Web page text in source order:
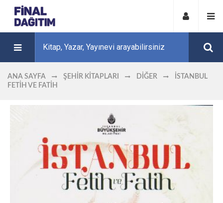
ANA SAYFA ŞEHIR KITAPLARI DIĞER
İSTANBUL
FETIH VE FATIH